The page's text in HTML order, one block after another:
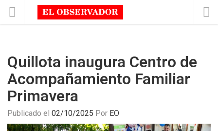
Quillota inaugura Centro de
Acompañamiento Familiar
Primavera
Publicado el 02/10/2025 Por EO